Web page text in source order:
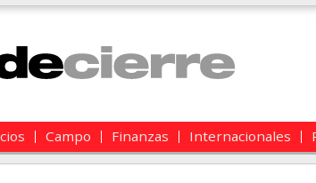
Campo Finanzas Internacionales